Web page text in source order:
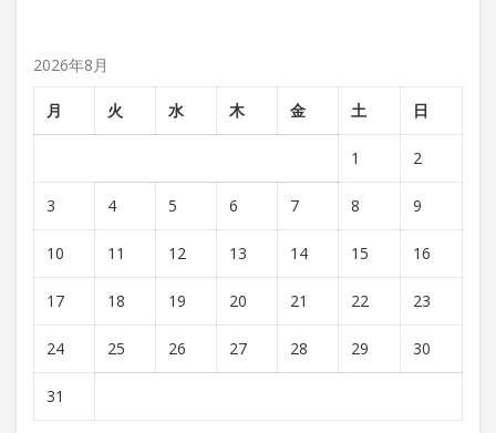
2026年8月
月 火 水 木 金 土 日
1 2
3 4 5 6 7 8 9
10 11 12 13 14 15 16
17 18 19 20 21 22 23
24 25 26 27 28 29 30
31